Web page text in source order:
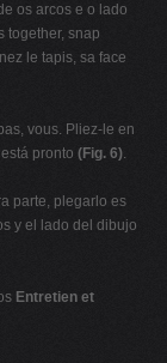
os arcos e o lado
together, snap
le tapis, sa face
vous. Pliez-le en
pronto (Fig. 6).
parte, plegarlo es
y el lado del dibujo
Entretien et